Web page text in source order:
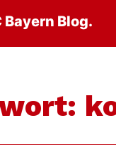
Bayern Blog.